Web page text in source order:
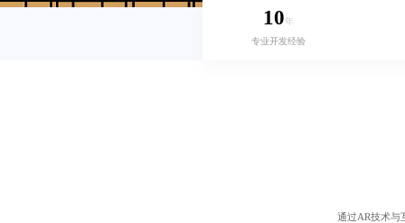
10年
专业开发经验
通过AR技术与